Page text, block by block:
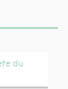
du